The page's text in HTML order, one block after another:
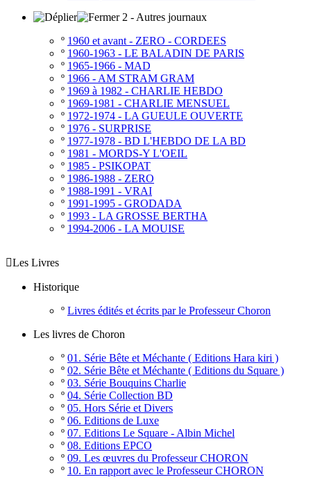
2 - Autres journaux
º 1960 et avant - ZERO - CORDEES
º 1960-1963 - LE BALADIN DE PARIS
º 1965-1966 - MAD
º 1966 - AM STRAM GRAM
º 1969 à 1982 - CHARLIE HEBDO
º 1969-1981 - CHARLIE MENSUEL
º 1972-1974 - LA GUEULE OUVERTE
º 1976 - SURPRISE
º 1977-1978 - BD L'HEBDO DE LA BD
º 1981 - MORDS-Y L'OEIL
º 1985 - PSIKOPAT
º 1986-1988 - ZERO
º 1988-1991 - VRAI
º 1991-1995 - GRODADA
º 1993 - LA GROSSE BERTHA
º 1994-2006 - LA MOUISE
Les Livres
Historique
º Livres édités et écrits par le Professeur Choron
Les livres de Choron
º 01. Série Bête et Méchante ( Editions Hara kiri )
º 02. Série Bête et Méchante ( Editions du Square )
º 03. Série Bouquins Charlie
º 04. Série Collection BD
º 05. Hors Série et Divers
º 06. Editions de Luxe
º 07. Editions Le Square - Albin Michel
º 08. Editions EPCO
º 09. Les œuvres du Professeur CHORON
º 10. En rapport avec le Professeur CHORON